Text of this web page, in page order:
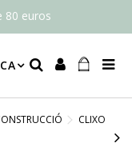
80 euros
CA
CLIXO